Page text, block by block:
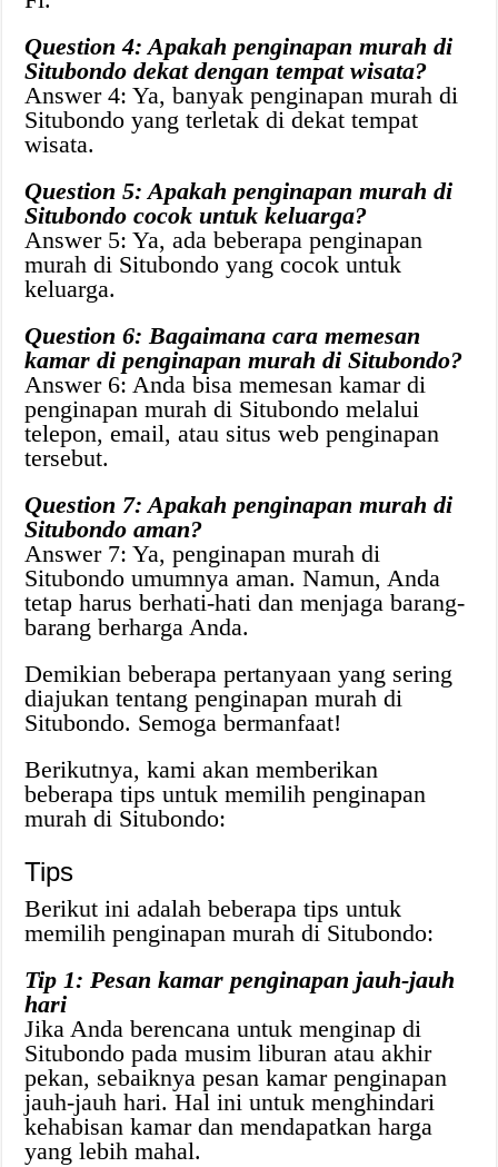
Question 4: Apakah penginapan murah di
Situbondo dekat dengan tempat wisata?
Answer 4: Ya, banyak penginapan murah di
Situbondo yang terletak di dekat tempat
wisata.
Question 5: Apakah penginapan murah di
Situbondo cocok untuk keluarga?
Answer 5: Ya, ada beberapa penginapan
murah di Situbondo yang cocok untuk
keluarga.
Question 6: Bagaimana cara memesan
kamar di penginapan murah di Situbondo?
Answer 6: Anda bisa memesan kamar di
penginapan murah di Situbondo melalui
telepon, email, atau situs web penginapan
tersebut.
Question 7: Apakah penginapan murah di
Situbondo aman?
Answer 7: Ya, penginapan murah di
Situbondo umumnya aman. Namun, Anda
tetap harus berhati-hati dan menjaga barang-
barang berharga Anda.
Demikian beberapa pertanyaan yang sering
diajukan tentang penginapan murah di
Situbondo. Semoga bermanfaat!
Berikutnya, kami akan memberikan
beberapa tips untuk memilih penginapan
murah di Situbondo:
Tips
Berikut ini adalah beberapa tips untuk
memilih penginapan murah di Situbondo:
Tip 1: Pesan kamar penginapan jauh-jauh
hari
Jika Anda berencana untuk menginap di
Situbondo pada musim liburan atau akhir
pekan, sebaiknya pesan kamar penginapan
jauh-jauh hari. Hal ini untuk menghindari
kehabisan kamar dan mendapatkan harga
yang lebih mahal.